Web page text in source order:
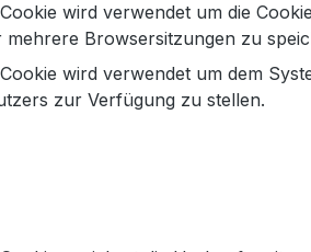
wird verwendet um die
mehrere Browsersitzungen zu
wird verwendet um dem
zur Verfügung zu stellen.